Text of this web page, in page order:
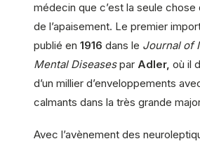
médecin que c’est la seule chose
de l’apaisement. Le premier
publié en 1916 dans le Journal of
Mental Diseasespar Adler, où il
d’un millier d’enveloppements
calmants dans la très grande
Avec l’avènement des